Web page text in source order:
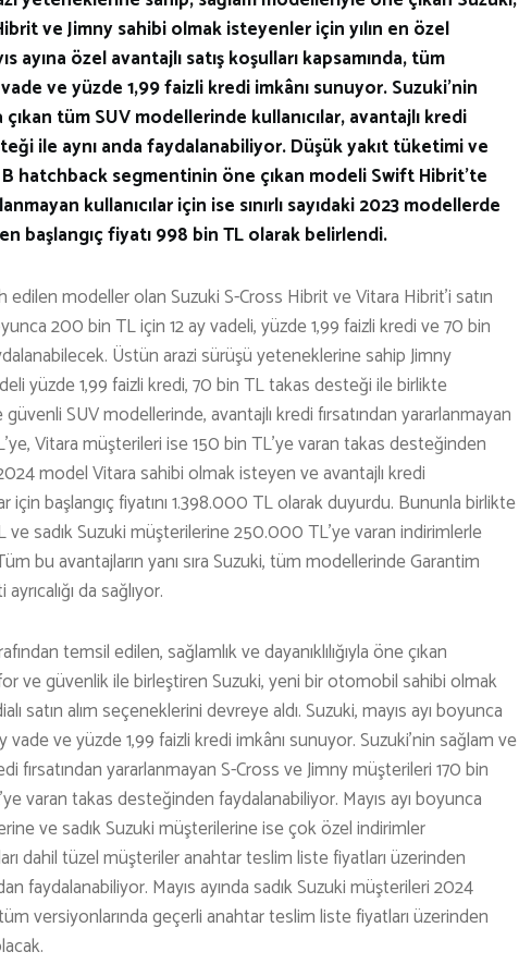
ve Jimny sahibi olmak isteyenler için yılın en özel
ayına özel avantajlı satış koşulları kapsamında, tüm
ve yüzde 1,99 faizli kredi imkânı sunuyor. Suzuki’nin
tüm SUV modellerinde kullanıcılar, avantajlı kredi
ile aynı anda faydalanabiliyor. Düşük yakıt tüketimi ve
hatchback segmentinin öne çıkan modeli Swift Hibrit’te
kullanıcılar için ise sınırlı sayıdaki 2023 modellerde
başlangıç fiyatı 998 bin TL olarak belirlendi.
modeller olan Suzuki S-Cross Hibrit ve Vitara Hibrit’i satın
200 bin TL için 12 ay vadeli, yüzde 1,99 faizli kredi ve 70 bin
Üstün arazi sürüşü yeteneklerine sahip Jimny
yüzde 1,99 faizli kredi, 70 bin TL takas desteği ile birlikte
SUV modellerinde, avantajlı kredi fırsatından yararlanmayan
Vitara müşterileri ise 150 bin TL’ye varan takas desteğinden
model Vitara sahibi olmak isteyen ve avantajlı kredi
için başlangıç fiyatını 1.398.000 TL olarak duyurdu. Bununla birlikte
sadık Suzuki müşterilerine 250.000 TL’ye varan indirimlerle
bu avantajların yanı sıra Suzuki, tüm modellerinde Garantim
da sağlıyor.
temsil edilen, sağlamlık ve dayanıklılığıyla öne çıkan
ve güvenlik ile birleştiren Suzuki, yeni bir otomobil sahibi olmak
satın alım seçeneklerini devreye aldı. Suzuki, mayıs ayı boyunca
ve yüzde 1,99 faizli kredi imkânı sunuyor. Suzuki’nin sağlam ve
fırsatından yararlanmayan S-Cross ve Jimny müşterileri 170 bin
varan takas desteğinden faydalanabiliyor. Mayıs ayı boyunca
ve sadık Suzuki müşterilerine ise çok özel indirimler
dahil tüzel müşteriler anahtar teslim liste fiyatları üzerinden
faydalanabiliyor. Mayıs ayında sadık Suzuki müşterileri 2024
versiyonlarında geçerli anahtar teslim liste fiyatları üzerinden